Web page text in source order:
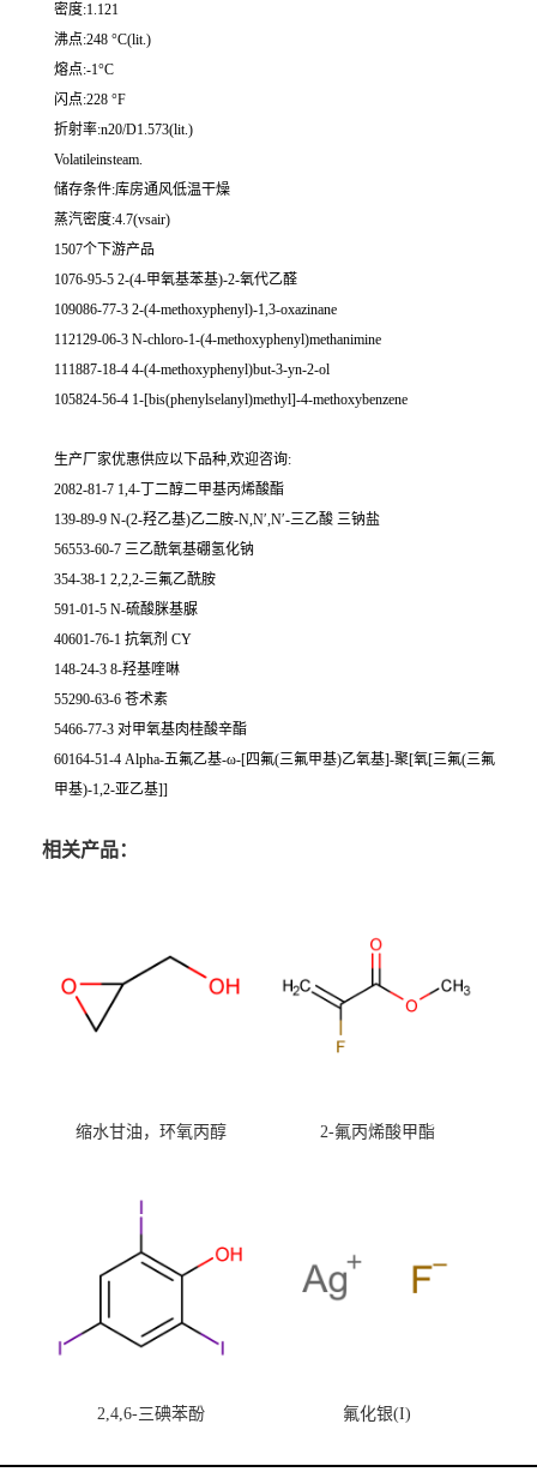
密度:1.121
沸点:248 °C(lit.)
熔点:-1°C
闪点:228 °F
折射率:n20/D1.573(lit.)
Volatileinsteam.
储存条件:库房通风低温干燥
蒸汽密度:4.7(vsair)
1507个下游产品
1076-95-5 2-(4-甲氧基苯基)-2-氧代乙醛
109086-77-3 2-(4-methoxyphenyl)-1,3-oxazinane
112129-06-3 N-chloro-1-(4-methoxyphenyl)methanimine
111887-18-4 4-(4-methoxyphenyl)but-3-yn-2-ol
105824-56-4 1-[bis(phenylselanyl)methyl]-4-methoxybenzene
生产厂家优惠供应以下品种,欢迎咨询:
2082-81-7 1,4-丁二醇二甲基丙烯酸酯
139-89-9 N-(2-羟乙基)乙二胺-N,N′,N′-三乙酸 三钠盐
56553-60-7 三乙酰氧基硼氢化钠
354-38-1 2,2,2-三氟乙酰胺
591-01-5 N-硫酸脒基脲
40601-76-1 抗氧剂 CY
148-24-3 8-羟基喹啉
55290-63-6 苍术素
5466-77-3 对甲氧基肉桂酸辛酯
60164-51-4 Alpha-五氟乙基-ω-[四氟(三氟甲基)乙氧基]-聚[氧[三氟(三氟
甲基)-1,2-亚乙基]]
相关产品：
缩水甘油，环氧丙醇 2-氟丙烯酸甲酯
2,4,6-三碘苯酚 氟化银(I)